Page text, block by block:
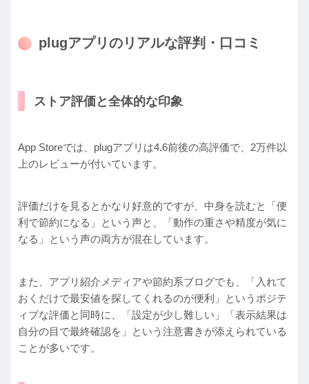
plugアプリのリアルな評判・口コミ
ストア評価と全体的な印象
App Storeでは、plugアプリは4.6前後の高評価で、2万件以
上のレビューが付いています。
評価だけを見るとかなり好意的ですが、中身を読むと「便
利で節約になる」という声と、「動作の重さや精度が気に
なる」という声の両方が混在しています。
また、アプリ紹介メディアや節約系ブログでも、「入れて
おくだけで最安値を探してくれるのが便利」というポジテ
ィブな評価と同時に、「設定が少し難しい」「表示結果は
自分の目で最終確認を」という注意書きが添えられている
ことが多いです。